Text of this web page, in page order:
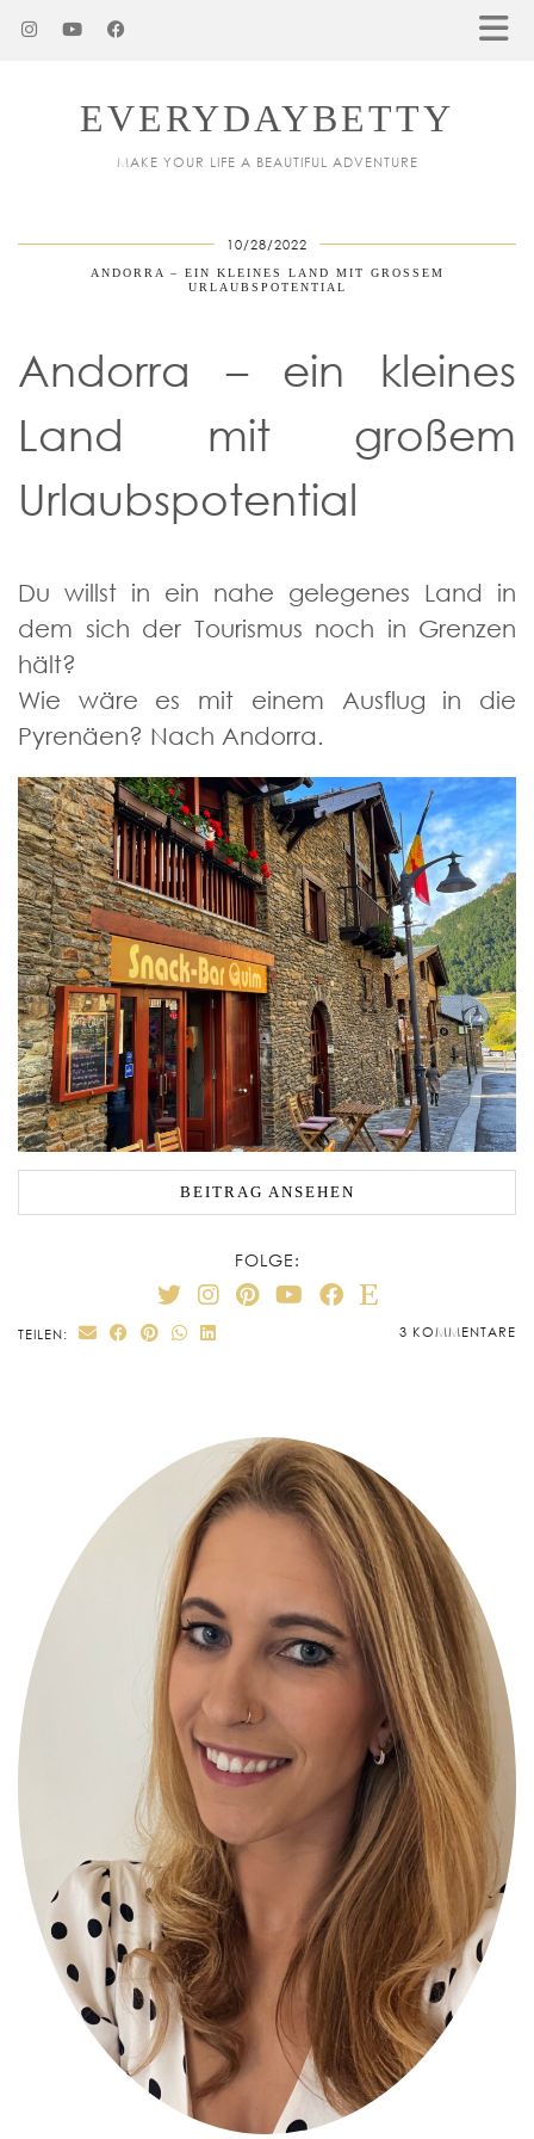
EVERYDAYBETTY
MAKE YOUR LIFE A BEAUTIFUL ADVENTURE
10/28/2022
ANDORRA – EIN KLEINES LAND MIT GROSSEM U
RLAUBSPOTENTIAL
Andorra – ein kleines
Land mit großem
Urlaubspotential
Du willst in ein nahe gelegenes Land in
dem sich der Tourismus noch in Grenzen
hält?
Wie wäre es mit einem Ausflug in die
Pyrenäen? Nach Andorra.
BEITRAG ANSEHEN
FOLGE:
TEILEN: 3 KOMMENTARE